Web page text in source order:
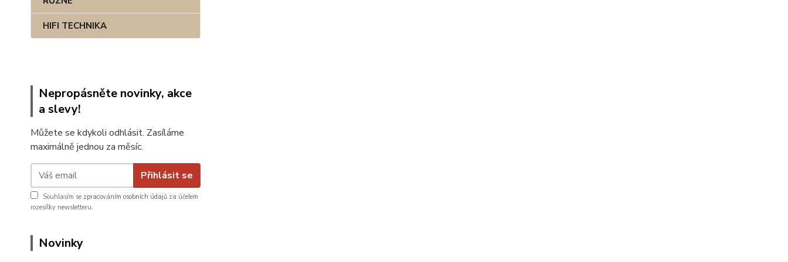
HIFI TECHNIKA
Nepropásněte novinky, akce
a slevy!
Můžete se kdykoli odhlásit. Zasíláme
maximálně jednou za měsíc.
Přihlásit se
Souhlasím se zpracováním osobních údajů za účelem
rozesílky newsletteru.
Novinky